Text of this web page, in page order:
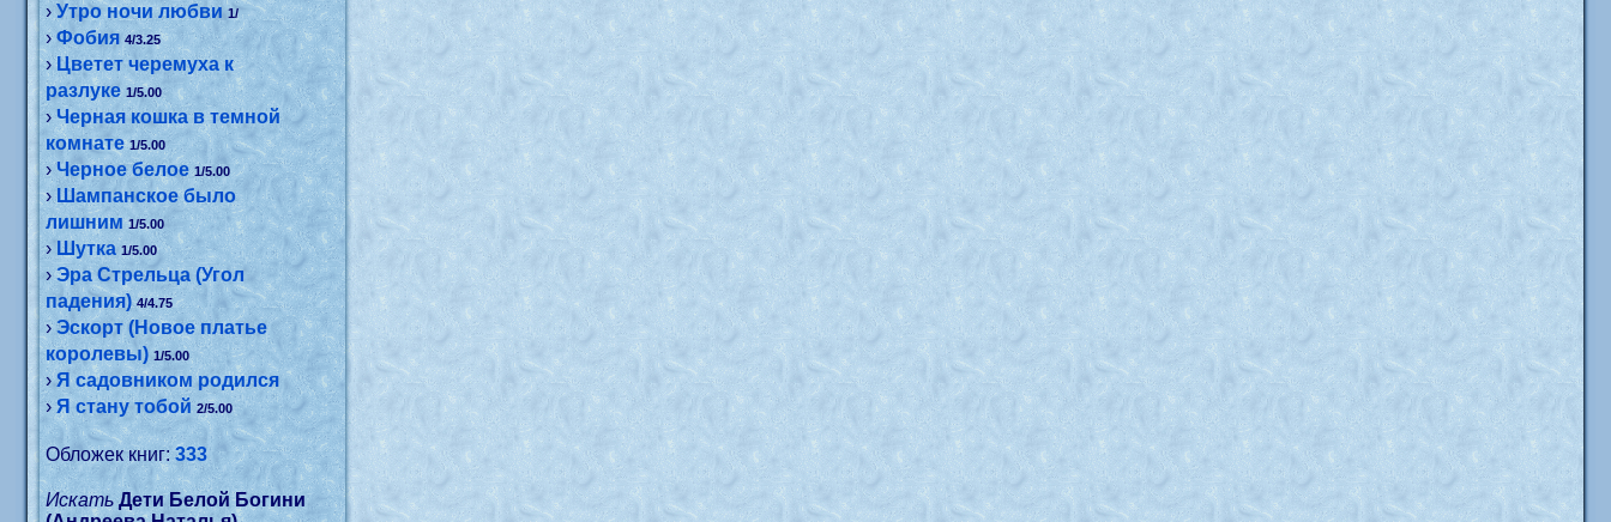
›Утро ночи любви 1/
›Фобия 4/3.25
›Цветет черемуха к
разлуке 1/5.00
›Черная кошка в темной
комнате 1/5.00
›Черное белое 1/5.00
›Шампанское было
лишним 1/5.00
› Шутка 1/5.00
›Эра Стрельца (Угол
падения) 4/4.75
›Эскорт (Новое платье
королевы) 1/5.00
›Я садовником родился
›Я стану тобой 2/5.00
Обложек книг:333
Искать Дети Белой Богини